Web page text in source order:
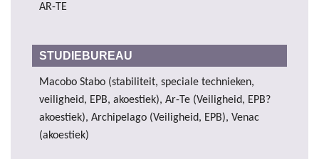
AR-TE
STUDIEBUREAU
Macobo Stabo (stabiliteit, speciale technieken,
veiligheid, EPB, akoestiek), Ar-Te (Veiligheid, EPB?
akoestiek), Archipelago (Veiligheid, EPB), Venac
(akoestiek)